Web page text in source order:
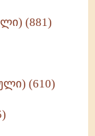
(881)
(610)